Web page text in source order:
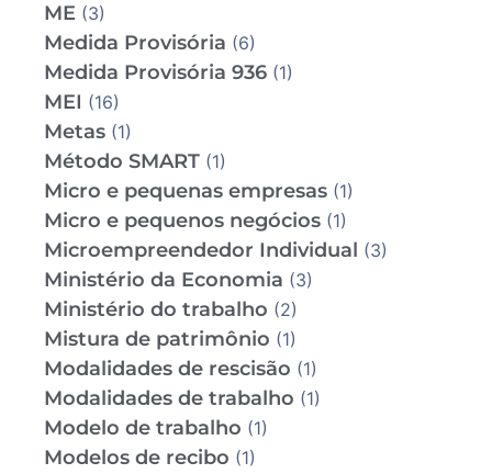
ME (3)
Medida Provisória (6)
Medida Provisória 936 (1)
MEI (16)
Metas (1)
Método SMART (1)
Micro e pequenas empresas (1)
Micro e pequenos negócios (1)
Microempreendedor Individual (3)
Ministério da Economia (3)
Ministério do trabalho (2)
Mistura de patrimônio (1)
Modalidades de rescisão (1)
Modalidades de trabalho (1)
Modelo de trabalho (1)
Modelos de recibo (1)